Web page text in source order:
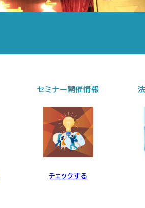
法人向けサービス
詳細を読む